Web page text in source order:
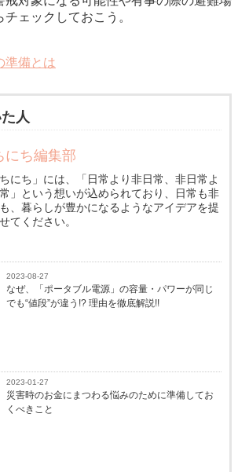
ェックしておこう。
準備とは
人
にち編集部
ちにち」には、「日常より非日常、非日常よ
」という想いが込められており、日常も非
、暮らしが豊かになるようなアイデアを提
てください。
2023-08-27
なぜ、「ポータブル電源」の容量・パワーが同じ
でも“値段”が違う!? 理由を徹底解説!!
2023-01-27
災害時のお金にまつわる悩みのために準備してお
くべきこと